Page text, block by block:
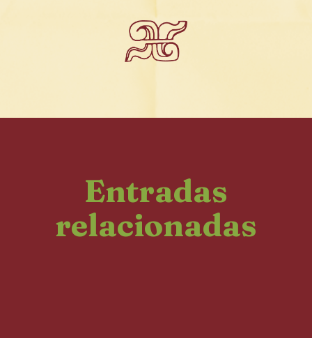
Entradas
relacionadas